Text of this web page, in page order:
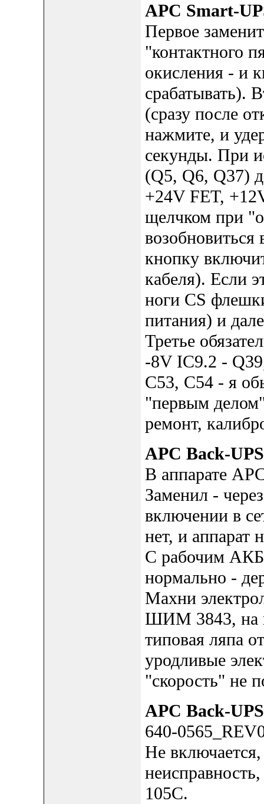
APC Smart-
Первое
"контактного
окисления - и
срабатывать).
(сразу после
нажмите, и
секунды. При
(Q5, Q6, Q37)
+24V FET,
щелчком при
кнопку
кабеля). Если
ноги CS
питания) и
Третье
-8V IC9.2 -
C53, C54 - я
"первым
ремонт,
APC Back-
В аппарате
Заменил -
включении в
нет, и аппарат
С рабочим АКБ
нормально -
Махни
ШИМ 3843, на
типовая ляпа
уродливые
"скорость" не
APC Back-
640-
Не
105C.